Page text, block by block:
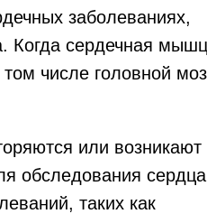
заболеваниях,
Когда сердечная
числе головной
или возникают
обследования
таких как